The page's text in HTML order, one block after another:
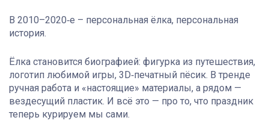
В 2010–2020‑е – персональная ёлка, персональная
история.
Ёлка становится биографией: фигурка из путешествия,
логотип любимой игры, 3D‑печатный пёсик. В тренде
ручная работа и «настоящие» материалы, а рядом —
вездесущий пластик. И всё это — про то, что праздник
теперь курируем мы сами.